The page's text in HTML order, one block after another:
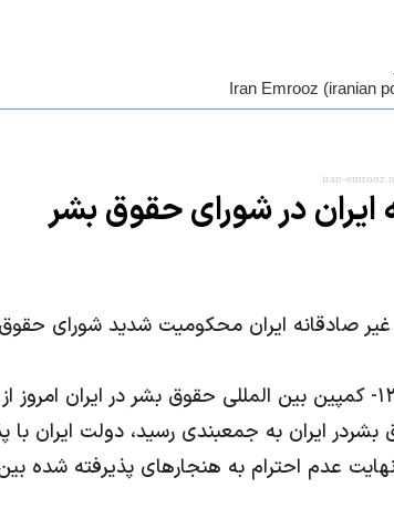
Iran Emrooz (iranian
iran-
ایران در شورای حقوق بشر
و غیر صادقانه ایران محکومیت شدید شورای
۲۸ بهمن ماه ۱۳۸۸- کمپین بین المللی حقوق بشر
ایران به جمعبندی رسید، دولت ایران
عدم احترام به هنجارهای پذیرفته شده